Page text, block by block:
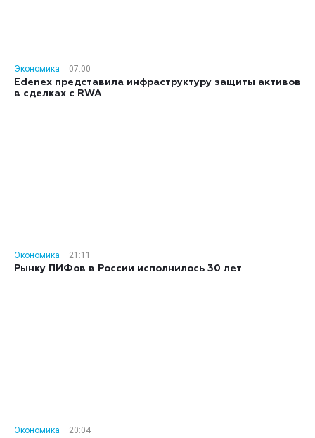
Экономика
07:00
Edenex представила инфраструктуру защиты активов
в сделках с RWA
Экономика
21:11
Рынку ПИФов в России исполнилось 30 лет
Экономика
20:04